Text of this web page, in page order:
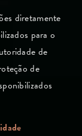
diretamente
para o
de
de